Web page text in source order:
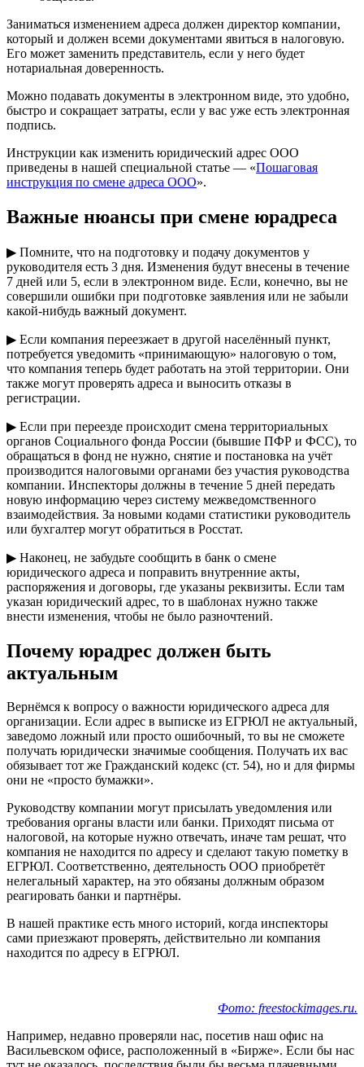
Заниматься изменением адреса должен директор компании,
который и должен всеми документами явиться в налоговую.
Его может заменить представитель, если у него будет
нотариальная доверенность.
Можно подавать документы в электронном виде, это удобно,
быстро и сокращает затраты, если у вас уже есть электронная
подпись.
Инструкции как изменить юридический адрес ООО
приведены в нашей специальной статье — «Пошаговая
инструкция по смене адреса ООО».
Важные нюансы при смене юрадреса
▶ Помните, что на подготовку и подачу документов у
руководителя есть 3 дня. Изменения будут внесены в течение
7 дней или 5, если в электронном виде. Если, конечно, вы не
совершили ошибки при подготовке заявления или не забыли
какой-нибудь важный документ.
▶ Если компания переезжает в другой населённый пункт,
потребуется уведомить «принимающую» налоговую о том,
что компания теперь будет работать на этой территории. Они
также могут проверять адреса и выносить отказы в
регистрации.
▶ Если при переезде происходит смена территориальных
органов Социального фонда России (бывшие ПФР и ФСС), то
обращаться в фонд не нужно, снятие и постановка на учёт
производится налоговыми органами без участия руководства
компании. Инспекторы должны в течение 5 дней передать
новую информацию через систему межведомственного
взаимодействия. За новыми кодами статистики руководитель
или бухгалтер могут обратиться в Росстат.
▶ Наконец, не забудьте сообщить в банк о смене
юридического адреса и поправить внутренние акты,
распоряжения и договоры, где указаны реквизиты. Если там
указан юридический адрес, то в шаблонах нужно также
внести изменения, чтобы не было разночтений.
Почему юрадрес должен быть
актуальным
Вернёмся к вопросу о важности юридического адреса для
организации. Если адрес в выписке из ЕГРЮЛ не актуальный,
заведомо ложный или просто ошибочный, то вы не сможете
получать юридически значимые сообщения. Получать их вас
обязывает тот же Гражданский кодекс (ст. 54), но и для фирмы
они не «просто бумажки».
Руководству компании могут присылать уведомления или
требования органы власти или банки. Приходят письма от
налоговой, на которые нужно отвечать, иначе там решат, что
компания не находится по адресу и сделают такую пометку в
ЕГРЮЛ. Соответственно, деятельность ООО приобретёт
нелегальный характер, на это обязаны должным образом
реагировать банки и партнёры.
В нашей практике есть много историй, когда инспекторы
сами приезжают проверять, действительно ли компания
находится по адресу в ЕГРЮЛ.
Фото: freestockimages.ru.
Например, недавно проверяли нас, посетив наш офис на
Васильевском офисе, расположенный в «Бирже». Если бы нас